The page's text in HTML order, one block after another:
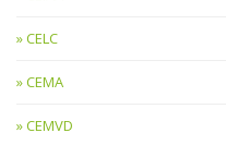
CELC
CEMA
CEMVD